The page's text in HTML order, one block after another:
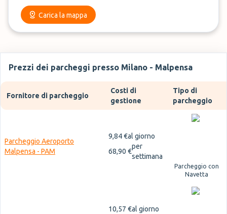
Carica la mappa
Prezzi dei parcheggi presso Milano - Malpensa
Fornitore di parcheggio
Costi di
gestione
Tipo di
parcheggio
Parcheggio Aeroporto
Malpensa - PAM
9,84 €al giorno
68,90 €
per
settimana
Parcheggio con
Navetta
10,57 €al giorno